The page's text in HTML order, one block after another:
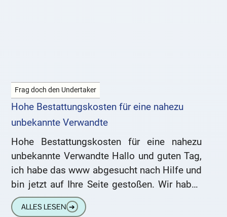
Frag doch den Undertaker
Hohe Bestattungskosten für eine nahezu
unbekannte Verwandte
Hohe Bestattungskosten für eine nahezu
unbekannte Verwandte Hallo und guten Tag,
ich habe das www abgesucht nach Hilfe und
bin jetzt auf Ihre Seite gestoßen. Wir haben
folgendes Problem: Die
ALLES LESEN ➔